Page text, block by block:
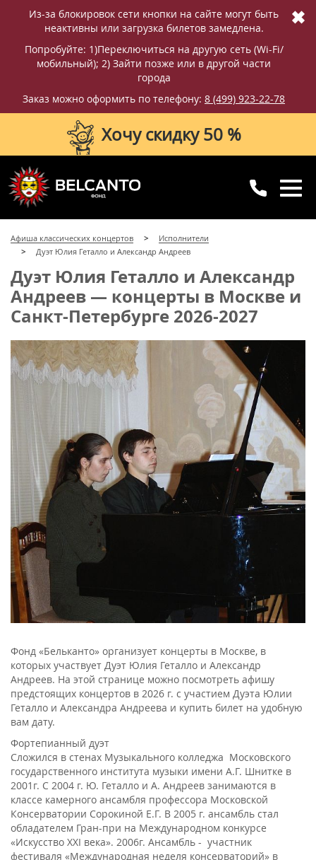
Из-за блокировок сети кнопки на сайте могут быть
неактивны или загрузка билетов замедлена.
Попробуйте: 1)Переключиться на другую сеть (Wi-Fi/
мобильный); 2) Зайти позже или в другой части
города
Заказ можно оформить по телефону: 8 (499) 923-22-78
✖
Хочу скидку 50 %
8 (499) 923-22-78
с 10:00 до 20:00
Афиша классических концертов
Исполнители
Дуэт Юлия Геталло и Александр Андреев
Дуэт Юлия Геталло и Александр
Андреев — концерты в Москве и
Санкт-Петербурге 2026-2027
Фонд «Бельканто» организует концерты в Москве, в
которых участвует Дуэт Юлия Геталло и Александр
Андреев. На этой странице можно посмотреть афишу
предстоящих концертов в 2026 г. с участием Дуэта Юлии
Геталло и Александра Андреева и купить билет на удобную
вам дату.
Фортепианный дуэт
Сложился в стенах Музыкального колледжа Московского
государственного института музыки имени А.Г. Шнитке в
2001г. С 2004 г. Ю. Геталло и А. Андреев занимаются в
классе камерного ансамбля профессора Московской
Консерватории Сорокиной Е.Г. В 2005 г. ансамбль стал
обладателем Гран-при на Международном конкурсе
«Искусство XXI века». 2006г. Ансамбль - участник
фестиваля «Международная неделя консерваторий» в